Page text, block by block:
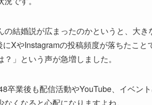
の結婚説が広まったのかというと、大
XやInstagramの投稿頻度が落ちたこ
」という声が急増しました。
卒業後も配信活動やYouTube、イベン